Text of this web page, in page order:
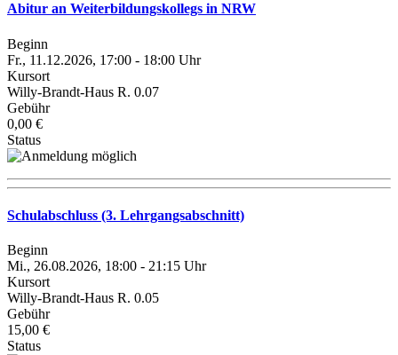
Abitur an Weiterbildungskollegs in NRW
Beginn
Fr., 11.12.2026, 17:00 - 18:00 Uhr
Kursort
Willy-Brandt-Haus R. 0.07
Gebühr
0,00 €
Status
Schulabschluss (3. Lehrgangsabschnitt)
Beginn
Mi., 26.08.2026, 18:00 - 21:15 Uhr
Kursort
Willy-Brandt-Haus R. 0.05
Gebühr
15,00 €
Status